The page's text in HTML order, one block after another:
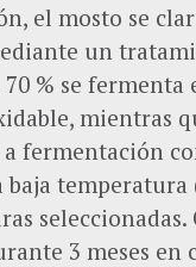
el mosto se
un
% se fermenta
mientras
a fermentación
baja temperatura
seleccionadas.
3 meses en